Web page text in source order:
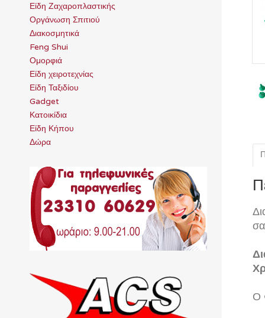
Ο
Είδη Ζαχαροπλαστικής
Οργάνωση Σπιτιού
Διακοσμητικά
Feng Shui
Ομορφιά
Είδη χειροτεχνίας
Είδη Ταξιδίου
Gadget
Κατοικίδια
Είδη Κήπου
Δώρα